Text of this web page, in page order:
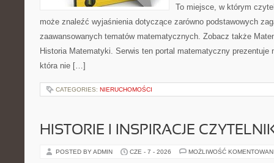
To miejsce, w którym
może znaleźć wyjaśnienia dotyczące zarówno podstawowych
zaawansowanych tematów matematycznych. Zobacz także
Historia Matematyki. Serwis ten portal matematyczny prezentuje
która nie […]
CATEGORIES: NIERUCHOMOŚCI
HISTORIE I INSPIRACJE
POSTED BY ADMIN CZE - 7 - 2026 MOŻLIWOŚĆ